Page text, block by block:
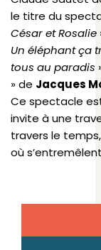
le titre du
César et Rosalie
Un éléphant ça
tous au paradis
» de Jacques
Ce spectacle
invite à une
travers le
où